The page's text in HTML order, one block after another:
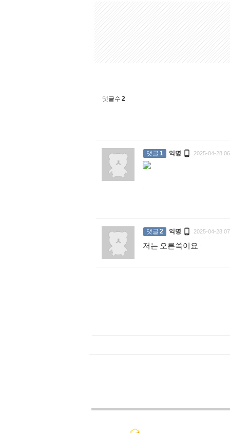
댓글수2
댓글1 익명  2025-04-28
댓글2 익명  2025-04-28
저는 오른쪽이요